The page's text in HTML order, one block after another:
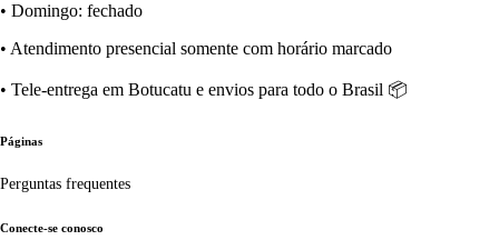
• Domingo: fechado
• Atendimento presencial somente com horário marcado
• Tele-entrega em Botucatu e envios para todo o Brasil 📦
Páginas
Perguntas frequentes
Conecte-se conosco